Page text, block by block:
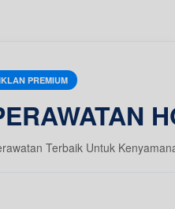
PREMIUM
Terbaik Untuk